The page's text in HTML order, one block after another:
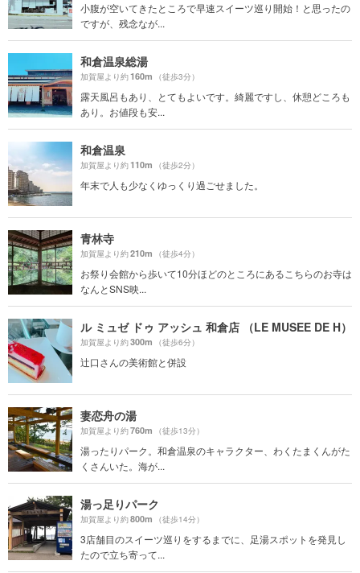
小腹が空いてきたところで早速スイーツ巡り開始！と思ったの
ですが、残念なが...
和倉温泉総湯
加賀屋より約160m （徒歩3分）
露天風呂もあり、とてもよいです。綺麗ですし、休憩どころも
あり。お値段も安...
和倉温泉
加賀屋より約110m （徒歩2分）
年末で人も少なくゆっくり過ごせました。
青林寺
加賀屋より約210m （徒歩4分）
お祭り会館から歩いて10分ほどのところにあるこちらのお寺は
なんとSNS映...
ル ミュゼ ドゥ アッシュ 和倉店 （LE MUSEE DE H）
加賀屋より約300m （徒歩6分）
辻口さんの美術館と併設
妻恋舟の湯
加賀屋より約760m （徒歩13分）
湯ったりパーク。和倉温泉のキャラクター、わくたまくんがた
くさんいた。海が...
湯っ足りパーク
加賀屋より約800m （徒歩14分）
3店舗目のスイーツ巡りをするまでに、足湯スポットを発見し
たので立ち寄って...